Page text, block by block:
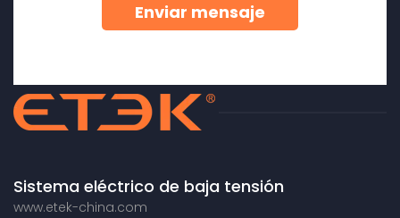
Enviar mensaje
Sistema eléctrico de baja tensión
www.etek-china.com